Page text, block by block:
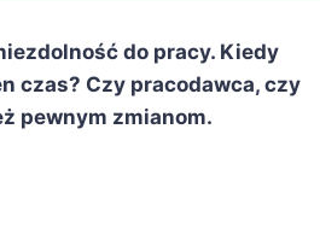
do pracy. Kiedy
czas? Czy pracodawca, czy
pewnym zmianom.